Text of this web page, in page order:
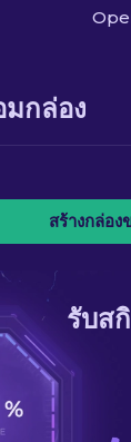
กล่อง
สร้างกล่อง
รับส